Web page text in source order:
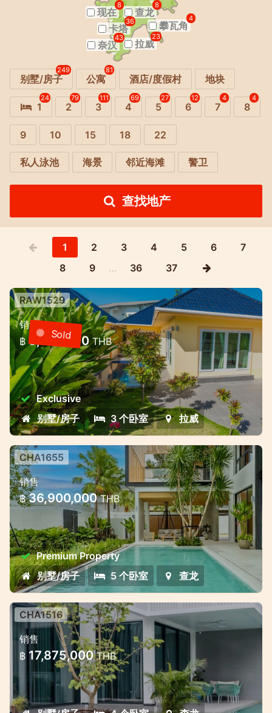
查龙
8
现在
8
攀瓦角
4
卡塔
36
拉威
23
奈汉
43
别墅/房子
249
公寓
81
酒店/度假村 地块
1
24
2
79
3
111
4
69
5
27
6
12
7
4
8
4
9 10 15 18 22
私人泳池 海景 邻近海滩 警卫
查找地产
1 2 3 4 5 6
7
8
9 … 36 37
3卧室别墅，带游泳池的封闭式社区—
Rawai，普吉岛
3卧室别墅，带游泳池的封闭式社区—Rawai，
普吉岛
RAW1529
销售
Sold
฿ 8,000,000THB
Exclusive
别墅/房子
3 个卧室 拉威
查龙湾附近的高级别墅综合体-不同的
生活和投资形式
查龙湾附近的高级别墅综合体-不同的生活和投
资形式
CHA1655
销售
฿ 36,900,000THB
Premium Property
别墅/房子
5 个卧室 查龙
普吉岛查龙智能科技现代别墅
普吉岛查龙智能科技现代别墅
CHA1516
销售
฿ 17,875,000THB